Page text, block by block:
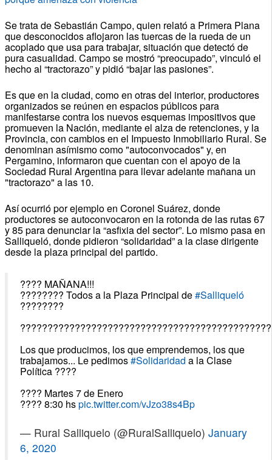
Se trata de Sebastián Campo, quien relató a Primera Plana
que desconocidos aflojaron las tuercas de la rueda de un
acoplado que usa para trabajar, situación que detectó de
pura casualidad. Campo se mostró “preocupado”, vinculó el
hecho al “tractorazo” y pidió “bajar las pasiones”.
Es que en la ciudad, como en otras del interior, productores
organizados se reúnen en espacios públicos para
manifestarse contra los nuevos esquemas impositivos que
promueven la Nación, mediante el alza de retenciones, y la
Provincia, con cambios en el Impuesto Inmobiliario Rural. Se
denominan asímismo como "autoconvocados" y, en
Pergamino, informaron que cuentan con el apoyo de la
Sociedad Rural Argentina para llevar adelante mañana un
"tractorazo" a las 10.
Así ocurrió por ejemplo en Coronel Suárez, donde
productores se autoconvocaron en la rotonda de las rutas 67
y 85 para denunciar la “asfixia del sector”. Lo mismo pasa en
Salliqueló, donde pidieron “solidaridad” a la clase dirigente
desde la plaza principal del partido.
???? MAÑANA!!!
???????? Todos a la Plaza Principal de#Salliqueló
????????
Los que producimos, los que emprendemos, los que
trabajamos... Le pedimos#Solidaridad a la Clase
Política ????
???? Martes 7 de Enero
???? 8:30 hspic.twitter.com/vJzo38s4Bp
— Rural Salliquelo (@RuralSalliquelo) January
6, 2020